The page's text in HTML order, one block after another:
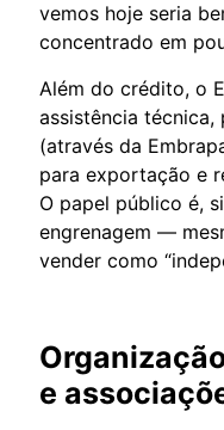
vemos hoje seria
concentrado em
Além do crédito, o
assistência técnica,
(através da
para exportação e
O papel público é,
engrenagem —
vender como
e